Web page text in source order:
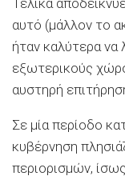
αυτό (μάλλον το
ήταν καλύτερα να
εξωτερικούς
αυστηρή
Σε μία περίοδο
κυβέρνηση
περιορισμών,